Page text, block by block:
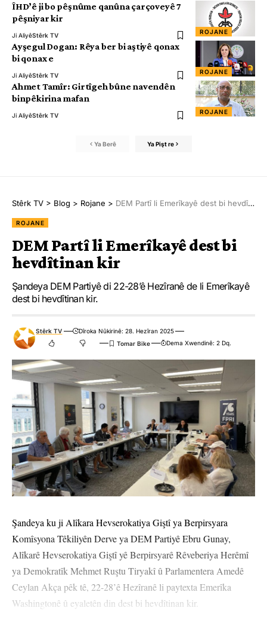
ROJANE
ÎHD’ê ji bo pêşnûme qanûna çarçoveyê 7
pêşniyar kir
Ji AliyêStêrk TV
ROJANE
Ayşegul Dogan: Rêya ber bi aştiyê qonax
bi qonax e
Ji AliyêStêrk TV
ROJANE
Ahmet Tamîr: Girtîgeh bûne navendên
binpêkirina mafan
Ji AliyêStêrk TV
Ya Berê Ya Pişt re
Stêrk TV > Blog > Rojane > DEM Partî li Emerîkayê dest bi hevdîtinan kir
ROJANE
DEM Partî li Emerîkayê dest bi
hevdîtinan kir
Şandeya DEM Partiyê di 22-28’ê Hezîranê de li Emerîkayê
dest bi hevdîtinan kir.
Stêrk TV
Dîroka Nûkirinê: 28. Hezîran 2025
Dema Xwendinê: 2 Dq.
Şandeya ku ji Alîkara Hevserokatiya Giştî ya Berpirsyara
Komîsyona Têkiliyên Derve ya DEM Partiyê Ebru Gunay,
Alîkarê Hevserokatiya Giştî yê Berpirsyarê Rêveberiya Herêmî
ya Demokratîk Mehmet Ruştu Tiryakî û Parlamentera Amedê
Ceylan Akça pêk tê, 22-28’ê Hezîranê li paytexta Emerîka
Washingtonê û eyaletên din dest bi hevdîtinan kir.